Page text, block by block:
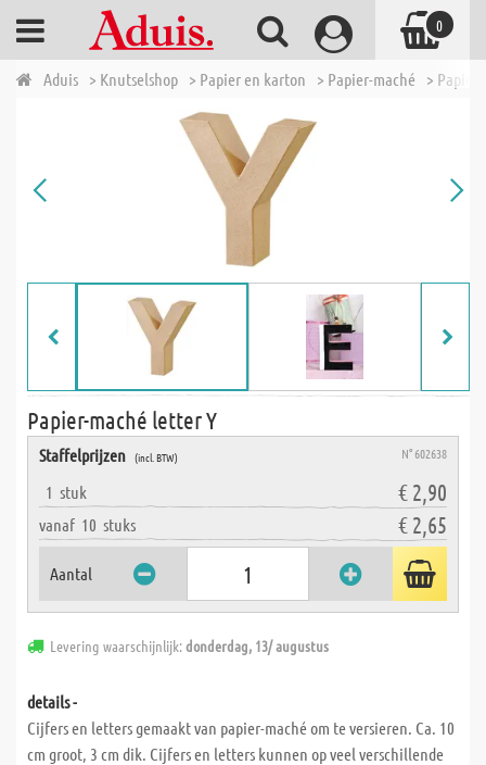
Aduis > Knutselshop > Papier en karton > Papier-maché >
Papier-maché letter Y
Staffelprijzen (incl. BTW) N° 602638
1 stuk € 2,90
vanaf 10 stuks € 2,65
Aantal
Levering waarschijnlijk:donderdag, 13/ augustus
details -
Cijfers en letters gemaakt van papier-maché om te versieren. Ca. 10
cm groot, 3 cm dik. Cijfers en letters kunnen op veel verschillende
0